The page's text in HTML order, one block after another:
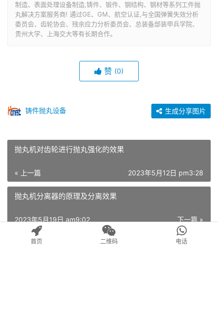
制造、表面处理设备制造,铸件、锻件、钢结构、钢材等系列工件抛
丸解决方案服务商! 通过GE、GM、航空认证,与全国弹簧失效分析
委员会、齿轮协会、残余应力分析委员会、总装备部装甲兵学院、
贵州大学、上海交大等有长期合作。
赞 (0)
铸件抛丸设备 生成分享图片
抛丸机对齿轮进行抛丸强化的效果
« 上一篇 2023年5月12日 pm3:28
抛丸机分离器的原理及分离效果
下一篇 »
2023年5月19日 am9:02
首页 二维码 电话